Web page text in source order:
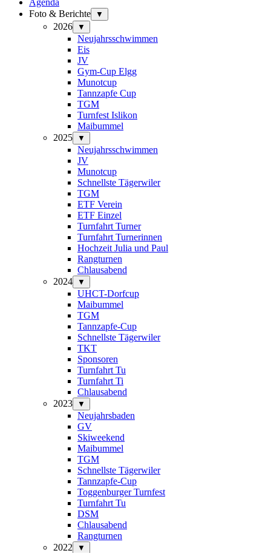
Foto & Berichte
▼
2026 ▼
Neujahrsschwimmen
Eis
JV
Gym-Cup Elgg
Munotcup
Tannzapfe Cup
TGM
Turnfest Islikon
Maibummel
2025
▼
Neujahrsschwimmen
JV
Munotcup
Schnellste Tägerwiler
TGM
ETF Verein
ETF Einzel
Turnfahrt Turner
Turnfahrt Turnerinnen
Hochzeit Julia und Paul
Rangturnen
Chlausabend
2024
▼
UHCT-Dorfcup
Maibummel
TGM
Tannzapfe-Cup
Schnellste Tägerwiler
TKT
Sponsoren
Turnfahrt Tu
Turnfahrt Ti
Chlausabend
2023
▼
Neujahrsbaden
GV
Skiweekend
Maibummel
TGM
Schnellste Tägerwiler
Tannzapfe-Cup
Toggenburger Turnfest
Turnfahrt Tu
DSM
Chlausabend
Rangturnen
2022
▼